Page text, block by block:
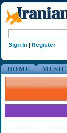
Sign In Register
HOME MUSIC